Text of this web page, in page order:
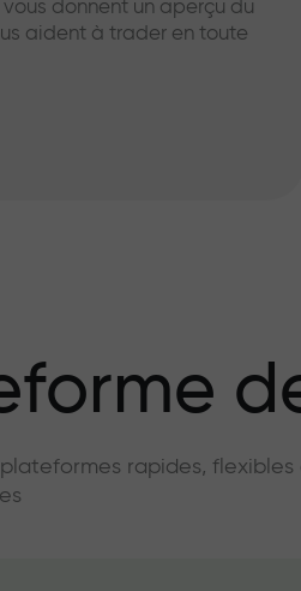
vous donnent un aperçu du
aident à trader en toute
plateformes rapides,